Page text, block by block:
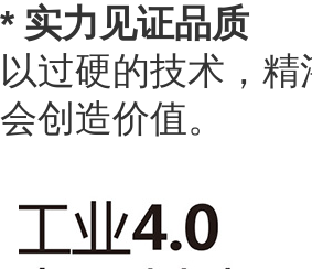
* 实力见证品质
以过硬的技术，
会创造价值。